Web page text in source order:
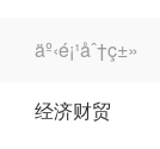
äº‹é¡¹åˆ†ç±»
经济财贸